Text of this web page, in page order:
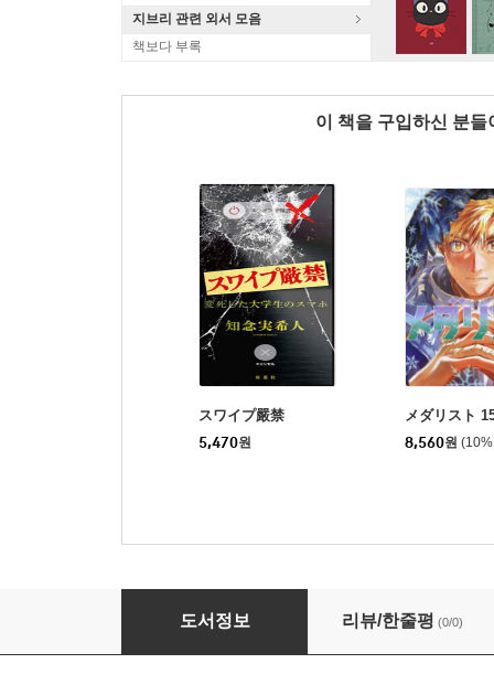
지브리 관련 외서 모음
책보다 부록
이 책을 구입하신 분
スワイプ嚴禁
5,470원
メダリスト
8,560원
エゴサ嚴禁
도서정보 리뷰/한줄평 (0/0)